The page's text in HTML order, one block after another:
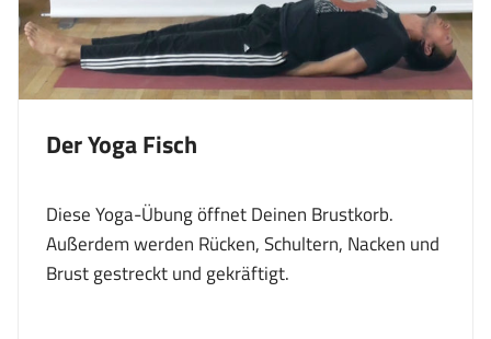
Der Yoga Fisch
Diese Yoga-Übung öffnet Deinen Brustkorb.
Außerdem werden Rücken, Schultern, Nacken und
Brust gestreckt und gekräftigt.